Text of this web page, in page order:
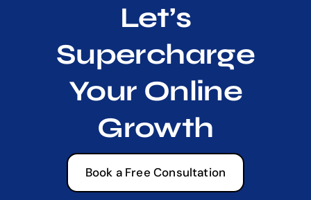
Let’s
Supercharge
Your Online
Growth
Book a Free Consultation